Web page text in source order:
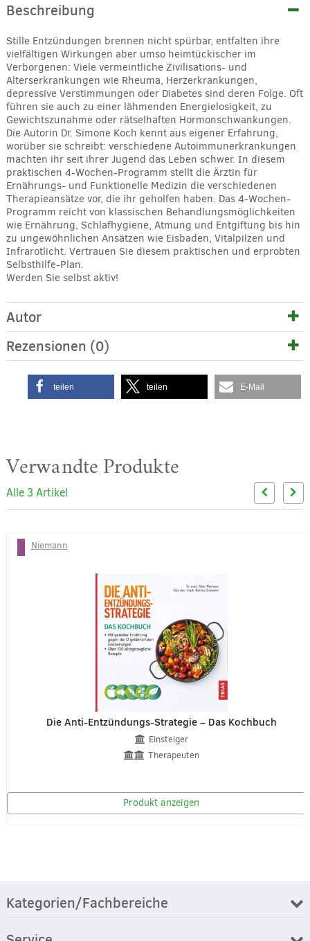
Beschreibung
Stille Entzündungen brennen nicht spürbar, entfalten ihre
vielfältigen Wirkungen aber umso heimtückischer im
Verborgenen: Viele vermeintliche Zivilisations- und
Alterserkrankungen wie Rheuma, Herzerkrankungen,
depressive Verstimmungen oder Diabetes sind deren Folge. Oft
führen sie auch zu einer lähmenden Energielosigkeit, zu
Gewichtszunahme oder rätselhaften Hormonschwankungen.
Die Autorin Dr. Simone Koch kennt aus eigener Erfahrung,
worüber sie schreibt: verschiedene Autoimmunerkrankungen
machten ihr seit ihrer Jugend das Leben schwer. In diesem
praktischen 4-Wochen-Programm stellt die Ärztin für
Ernährungs- und Funktionelle Medizin die verschiedenen
Therapieansätze vor, die ihr geholfen haben. Das 4-Wochen-
Programm reicht von klassischen Behandlungsmöglichkeiten
wie Ernährung, Schlafhygiene, Atmung und Entgiftung bis hin
zu ungewöhnlichen Ansätzen wie Eisbaden, Vitalpilzen und
Infrarotlicht. Vertrauen Sie diesem praktischen und erprobten
Selbsthilfe-Plan.
Werden Sie selbst aktiv!
Autor
Rezensionen (0)
teilen teilen E-Mail
Verwandte Produkte
Alle 3 Artikel
Niemann
Die Anti-Entzündungs-Strategie – Das Kochbuch
Einsteiger
Therapeuten
Produkt anzeigen
Kategorien/Fachbereiche